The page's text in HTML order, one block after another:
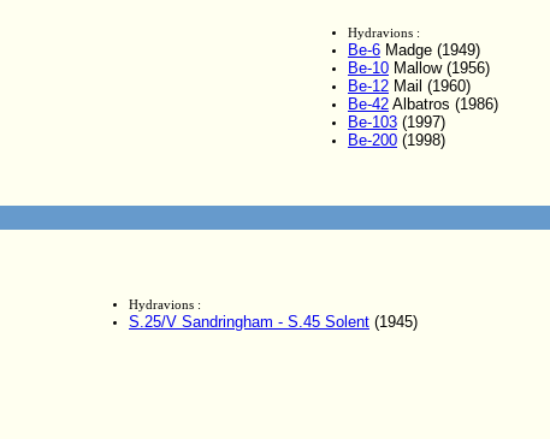
Hydravions :
Be-6 Madge (1949)
Be-10 Mallow (1956)
Be-12 Mail (1960)
Be-42 Albatros (1986)
Be-103 (1997)
Be-200 (1998)
Hydravions :
S.25/V Sandringham - S.45 Solent (1945)